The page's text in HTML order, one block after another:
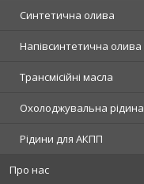
Синтетична олива
Напівсинтетична олива
Трансмісійні масла
Охолоджувальна рідина
Рідини для АКПП
Про нас